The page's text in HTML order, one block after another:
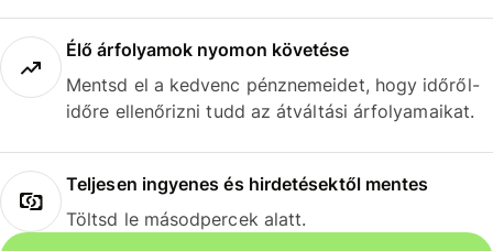
Élő árfolyamok nyomon követése
Mentsd el a kedvenc pénznemeidet, hogy időről-
időre ellenőrizni tudd az átváltási árfolyamaikat.
Teljesen ingyenes és hirdetésektől mentes
Töltsd le másodpercek alatt.